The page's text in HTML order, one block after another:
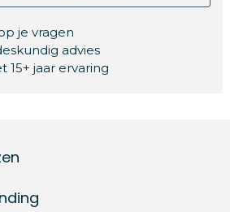
je vragen
advies
15+ jaar ervaring